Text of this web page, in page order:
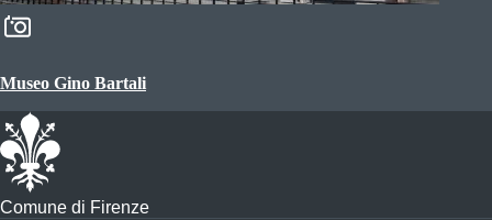
Museo Gino Bartali
Comune di Firenze